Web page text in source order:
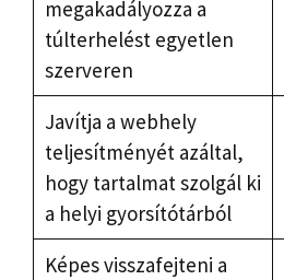
megakadályozza a
túlterhelést egyetlen
szerveren
Javítja a webhely
teljesítményét azáltal,
hogy tartalmat szolgál ki
a helyi gyorsítótárból
Képes visszafejteni a